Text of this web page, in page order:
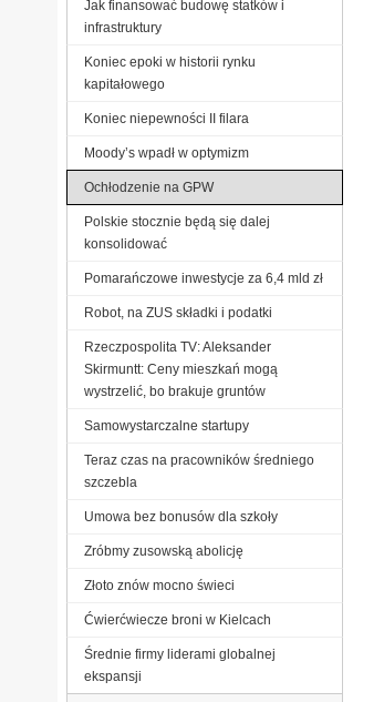
Jak finansować budowę statków i
infrastruktury
Koniec epoki w historii rynku
kapitałowego
Koniec niepewności II filara
Moody’s wpadł w optymizm
Ochłodzenie na GPW
Polskie stocznie będą się dalej
konsolidować
Pomarańczowe inwestycje za 6,4 mld zł
Robot, na ZUS składki i podatki
Rzeczpospolita TV: Aleksander
Skirmuntt: Ceny mieszkań mogą
wystrzelić, bo brakuje gruntów
Samowystarczalne startupy
Teraz czas na pracowników średniego
szczebla
Umowa bez bonusów dla szkoły
Zróbmy zusowską abolicję
Złoto znów mocno świeci
Ćwierćwiecze broni w Kielcach
Średnie firmy liderami globalnej
ekspansji